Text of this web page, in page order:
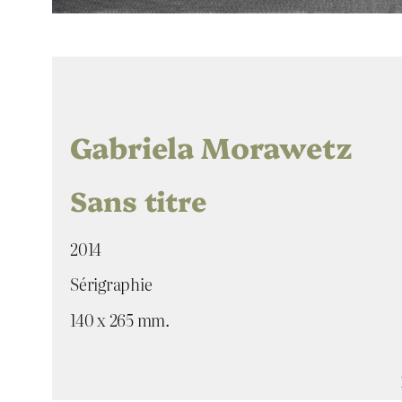
Gabriela Morawetz
Sans titre
2014
Sérigraphie
140 x 265 mm.